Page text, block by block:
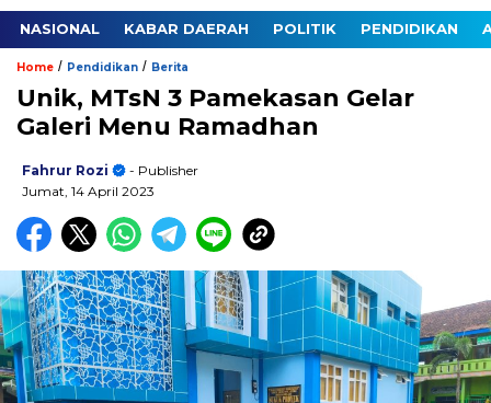
NASIONAL KABAR DAERAH POLITIK PENDIDIKAN
Home / Pendidikan / Berita
Unik, MTsN 3 Pamekasan Gelar
Galeri Menu Ramadhan
Fahrur Rozi
- Publisher
Jumat, 14 April 2023